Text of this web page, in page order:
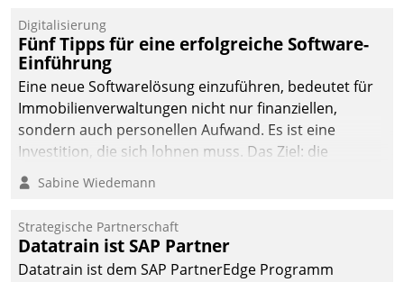
Digitalisierung
Fünf Tipps für eine erfolgreiche Software-
Einführung
Eine neue Softwarelösung einzuführen, bedeutet für
Immobilienverwaltungen nicht nur finanziellen,
sondern auch personellen Aufwand. Es ist eine
Investition, die sich lohnen muss. Das Ziel: die
nachhaltige Optimierung der Geschäftsabläufe. Damit
dieses Ziel erreicht wird, sollten einige Grundregeln
Sabine Wiedemann
Strategische Partnerschaft
Datatrain ist SAP Partner
Datatrain ist dem SAP PartnerEdge Programm